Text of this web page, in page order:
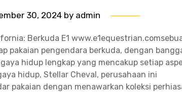
30, 2024 by admin
Berkuda E1
pakaian pengendara berkuda, dengan
hidup lengkap yang mencakup setiap
hidup, Stellar Cheval, perusahaan ini
pakaian dengan menawarkan koleksi